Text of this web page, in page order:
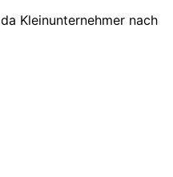
Kleinunternehmer nach